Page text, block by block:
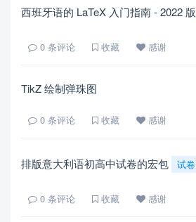
西班牙语的 LaTeX 入门指南 - 2022 版
0 条评论 收藏 感谢
TikZ 绘制弹珠图
0 条评论 收藏 感谢
排版意大利语初高中试卷的宏包 试卷
0 条评论 收藏 感谢